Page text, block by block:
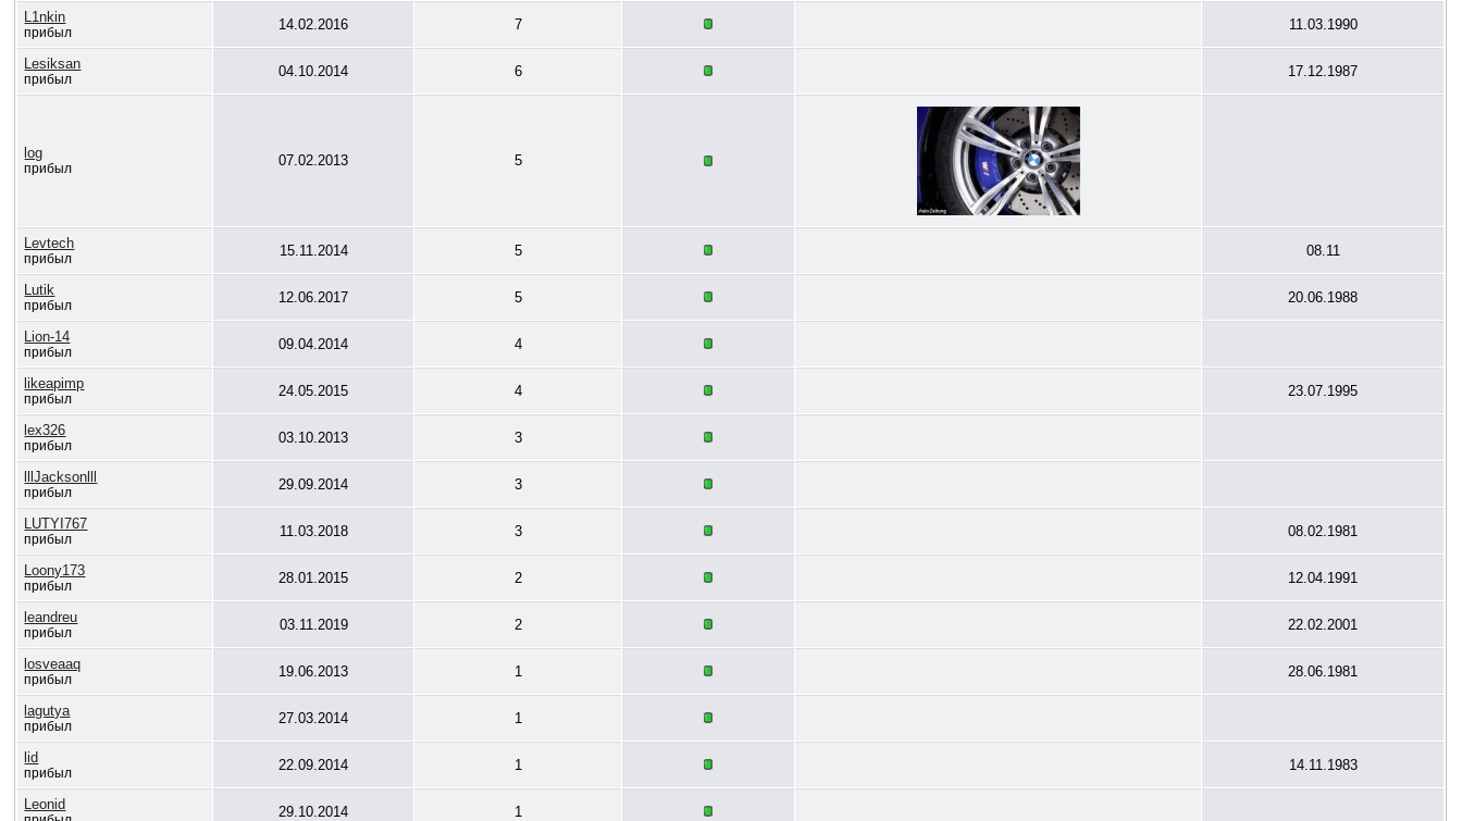
L1nkin
прибыл 14.02.2016 7 11.03.1990
Lesiksan
прибыл 04.10.2014 6 17.12.1987
log
прибыл 07.02.2013 5
Levtech
прибыл 15.11.2014 5 08.11
Lutik
прибыл 12.06.2017 5 20.06.1988
Lion-14
прибыл 09.04.2014 4
likeapimp
прибыл 24.05.2015 4 23.07.1995
lex326
прибыл 03.10.2013 3
lllJacksonlll
прибыл 29.09.2014 3
LUTYI767
прибыл 11.03.2018 3 08.02.1981
Loony173
прибыл 28.01.2015 2 12.04.1991
leandreu
прибыл 03.11.2019 2 22.02.2001
losveaaq
прибыл 19.06.2013 1 28.06.1981
lagutya
прибыл 27.03.2014 1
lid
прибыл 22.09.2014 1 14.11.1983
Leonid 29.10.2014 1